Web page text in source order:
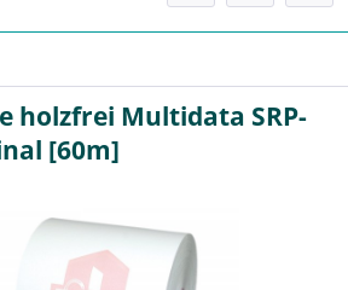
holzfrei Multidata SRP-
[60m]